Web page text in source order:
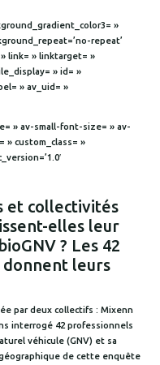
»
repeat’
link= » linktarget= »
» id= »
» av_uid= »
» av-small-font-size= » av-
» custom_class= »
et collectivités
elles leur
? Les 42
leurs
par deux collectifs : Mixenn
interrogé 42 professionnels
véhicule (GNV) et sa
de cette enquête